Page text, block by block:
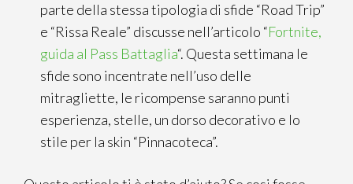
parte della stessa tipologia di sfide “Road Trip”
e “Rissa Reale” discusse nell’articolo “Fortnite,
guida al Pass Battaglia“. Questa settimana le
sfide sono incentrate nell’uso delle
mitragliette, le ricompense saranno punti
esperienza, stelle, un dorso decorativo e lo
stile per la skin “Pinnacoteca”.